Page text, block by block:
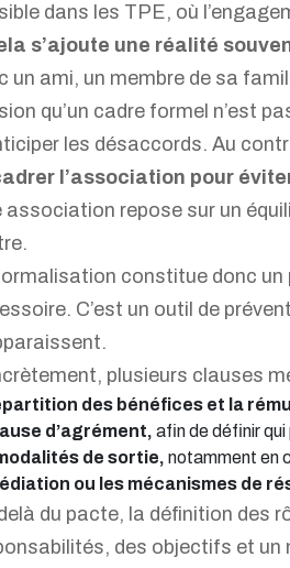
dans les TPE, où
s’ajoute une réalité
un ami, un membre de sa
qu’un cadre formel n’est
les désaccords. Au
l’association pour
association repose sur un
constitue donc un
C’est un outil de
plusieurs clauses
des bénéfices et la
d’agrément, afin de définir
de sortie, notamment en
ou les mécanismes de
du pacte, la définition des
des objectifs et un